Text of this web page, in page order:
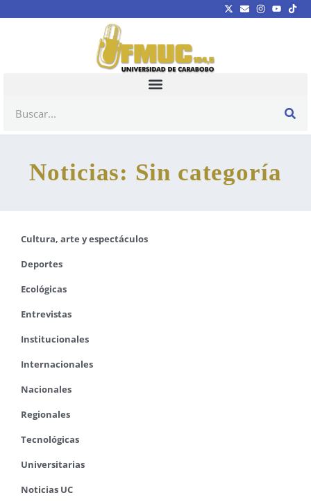
Noticias: Sin categoría
Cultura, arte y espectáculos
Deportes
Ecológicas
Entrevistas
Institucionales
Internacionales
Nacionales
Regionales
Tecnológicas
Universitarias
Noticias UC